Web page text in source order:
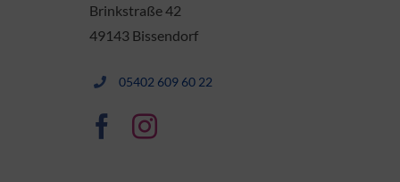
Brinkstraße 42
49143 Bissendorf
05402 609 60 22